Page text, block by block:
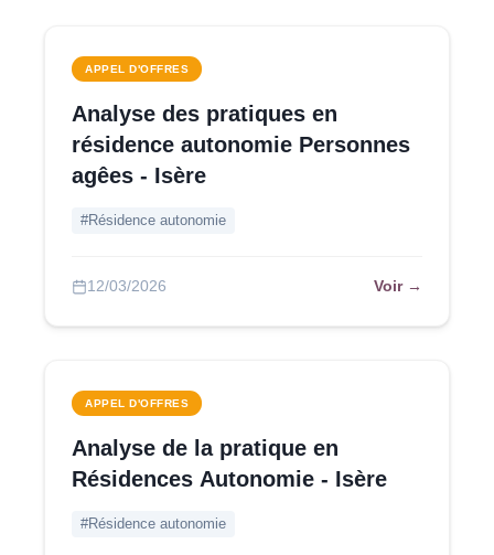
APPEL D'OFFRES
Analyse des pratiques en
résidence autonomie Personnes
agêes - Isère
#Résidence autonomie
12/03/2026 Voir →
APPEL D'OFFRES
Analyse de la pratique en
Résidences Autonomie - Isère
#Résidence autonomie